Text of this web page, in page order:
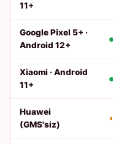
11+
Google Pixel 5+ ·
Android 12+
Xiaomi · Android
11+
Huawei
(GMS'siz)